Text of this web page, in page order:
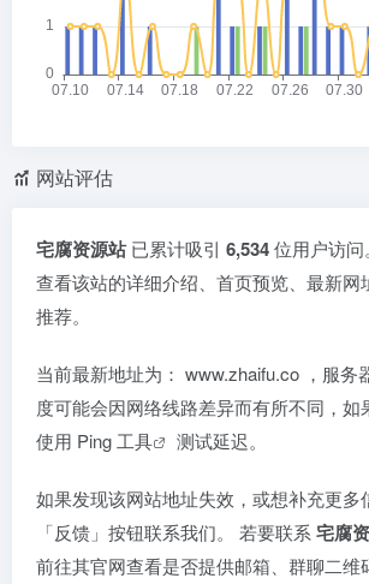
网站评估
宅腐资源站已累计吸引 6,534位用户访
查看该站的详细介绍、首页预览、最新网
推荐。
当前最新地址为： www.zhaifu.co ，服务
度可能会因网络线路差异而有所不同，如
使用 Ping 工具 测试延迟。
如果发现该网站地址失效，或想补充更多
「反馈」按钮联系我们。 若要联系 宅腐
前往其官网查看是否提供邮箱、群聊二维